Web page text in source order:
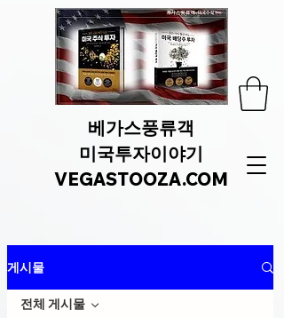
베가스풍류객
미국투자이야기
VEGASTOOZA.COM
게시물
전체 게시물